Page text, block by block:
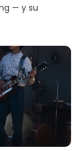
— y su